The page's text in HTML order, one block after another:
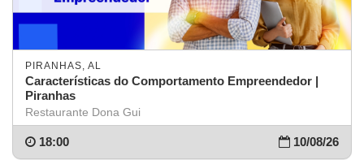
PIRANHAS, AL
Características do Comportamento Empreendedor |
Piranhas
Restaurante Dona Gui
10/08/26
18:00